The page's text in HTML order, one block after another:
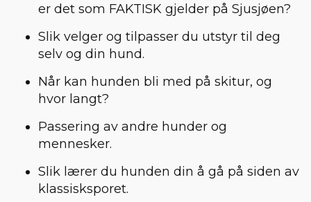
er det som FAKTISK gjelder på Sjusjøen?
Slik velger og tilpasser du utstyr til deg
selv og din hund.
Når kan hunden bli med på skitur, og
hvor langt?
Passering av andre hunder og
mennesker.
Slik lærer du hunden din å gå på siden av
klassisksporet.